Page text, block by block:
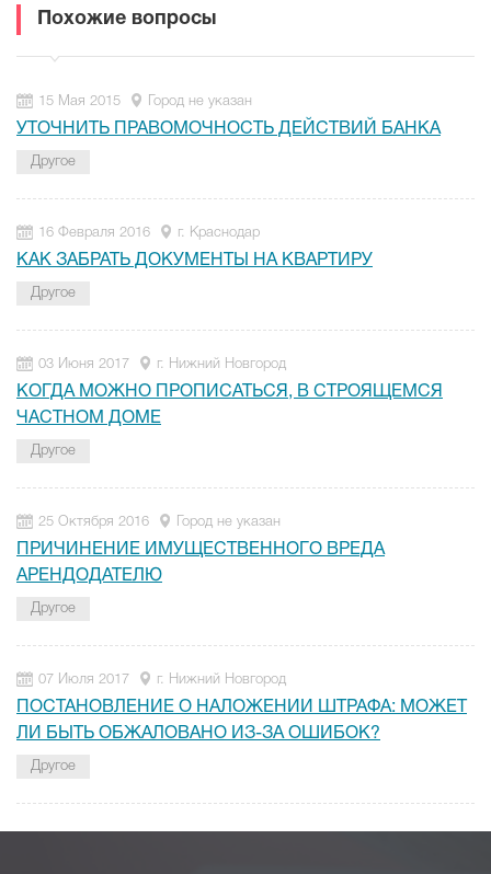
Похожие вопросы
15 Мая 2015 Город не указан
УТОЧНИТЬ ПРАВОМОЧНОСТЬ ДЕЙСТВИЙ БАНКА
Другое
16 Февраля 2016 г. Краснодар
КАК ЗАБРАТЬ ДОКУМЕНТЫ НА КВАРТИРУ
Другое
03 Июня 2017 г. Нижний Новгород
КОГДА МОЖНО ПРОПИСАТЬСЯ, В СТРОЯЩЕМСЯ
ЧАСТНОМ ДОМЕ
Другое
25 Октября 2016 Город не указан
ПРИЧИНЕНИЕ ИМУЩЕСТВЕННОГО ВРЕДА
АРЕНДОДАТЕЛЮ
Другое
07 Июля 2017 г. Нижний Новгород
ПОСТАНОВЛЕНИЕ О НАЛОЖЕНИИ ШТРАФА: МОЖЕТ
ЛИ БЫТЬ ОБЖАЛОВАНО ИЗ-ЗА ОШИБОК?
Другое